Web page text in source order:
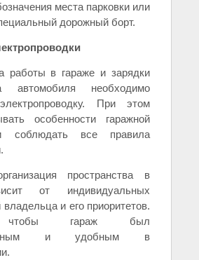
места парковки или
дорожный борт.
работы в гараже и зарядки
автомобиля необходимо
При этом
особенности гаражной
соблюдать все правила
пространства в
от индивидуальных
владельца и его приоритетов.
чтобы гараж был
и удобным в